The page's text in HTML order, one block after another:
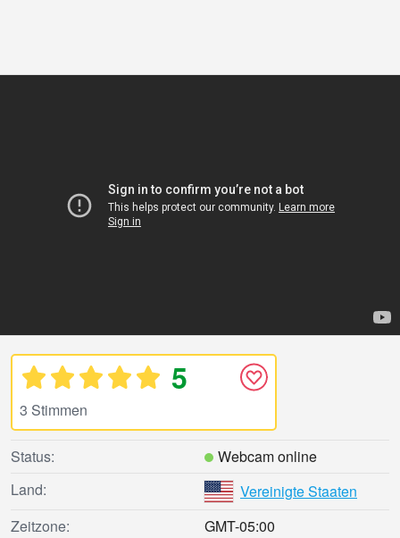
5
3 Stimmen
Status:
Webcam online
Land:
Vereinigte Staaten
Zeitzone:
GMT-05:00